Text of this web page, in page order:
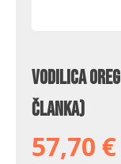
Vodilica
članka)
57,70 €